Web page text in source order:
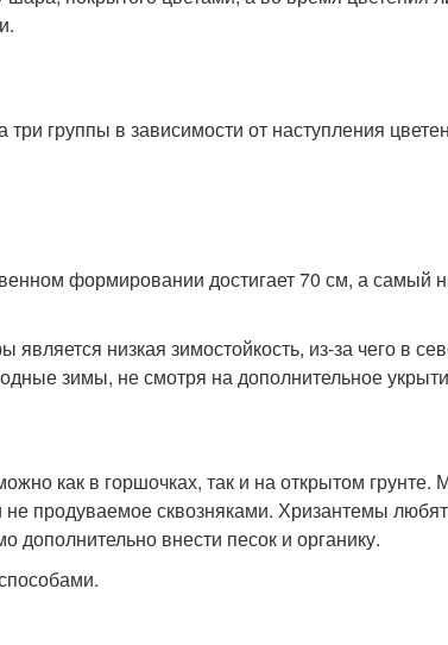
группы в зависимости от наступления
формировании достигает 70 см, а самый
низкая зимостойкость, из-за чего в
зимы, не смотря на дополнительное
как в горшочках, так и на открытом грунте.
продуваемое сквозняками. Хризантемы
дополнительно внести песок и органику.